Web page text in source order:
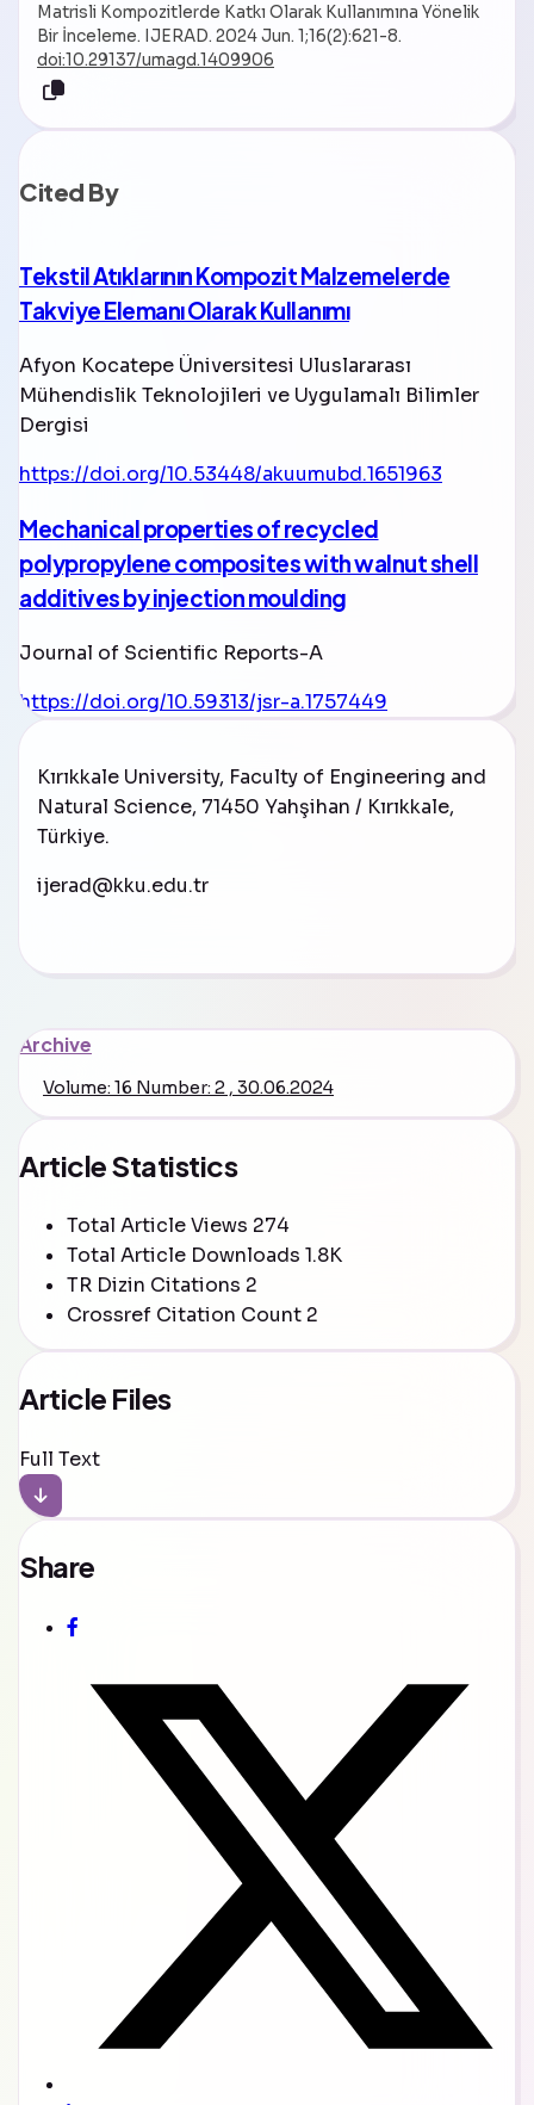
Matrisli Kompozitlerde Katkı Olarak Kullanımına Yönelik
Bir İnceleme. IJERAD. 2024 Jun. 1;16(2):621-8.
doi:10.29137/umagd.1409906
Cited By
Tekstil Atıklarının Kompozit Malzemelerde
Takviye Elemanı Olarak Kullanımı
Afyon Kocatepe Üniversitesi Uluslararası
Mühendislik Teknolojileri ve Uygulamalı Bilimler
Dergisi
https://doi.org/10.53448/akuumubd.1651963
Mechanical properties of recycled
polypropylene composites with walnut shell
additives by injection moulding
Journal of Scientific Reports-A
https://doi.org/10.59313/jsr-a.1757449
Kırıkkale University, Faculty of Engineering and
Natural Science, 71450 Yahşihan / Kırıkkale,
Türkiye.
ijerad@kku.edu.tr
Archive
Volume: 16 Number: 2 , 30.06.2024
Article Statistics
Total Article Views 274
Total Article Downloads 1.8K
TR Dizin Citations 2
Crossref Citation Count 2
Article Files
Full Text
Share